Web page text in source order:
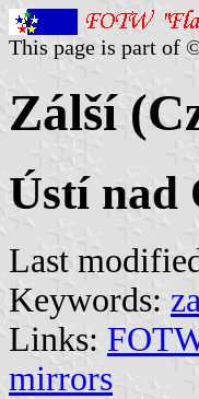
This page is part of
Zálší
Ústí nad
Last
Keywords:
Links:
mirrors